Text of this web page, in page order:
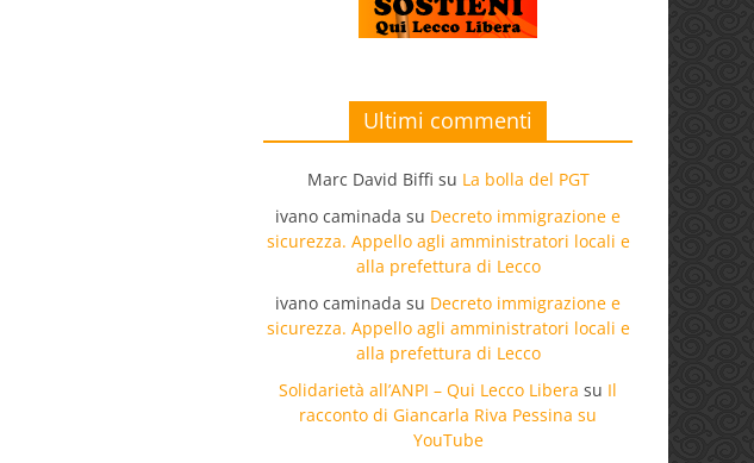
Ultimi commenti
Marc David Biffi su La bolla del PGT
ivano caminada su Decreto immigrazione e
sicurezza. Appello agli amministratori locali e
alla prefettura di Lecco
ivano caminada su Decreto immigrazione e
sicurezza. Appello agli amministratori locali e
alla prefettura di Lecco
Solidarietà all’ANPI – Qui Lecco Libera su Il
racconto di Giancarla Riva Pessina su
YouTube